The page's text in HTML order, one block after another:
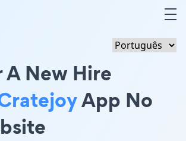
A New Hire
App No